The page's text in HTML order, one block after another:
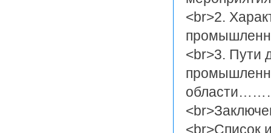
<br>2.
<br>3. Пути
<br>Список